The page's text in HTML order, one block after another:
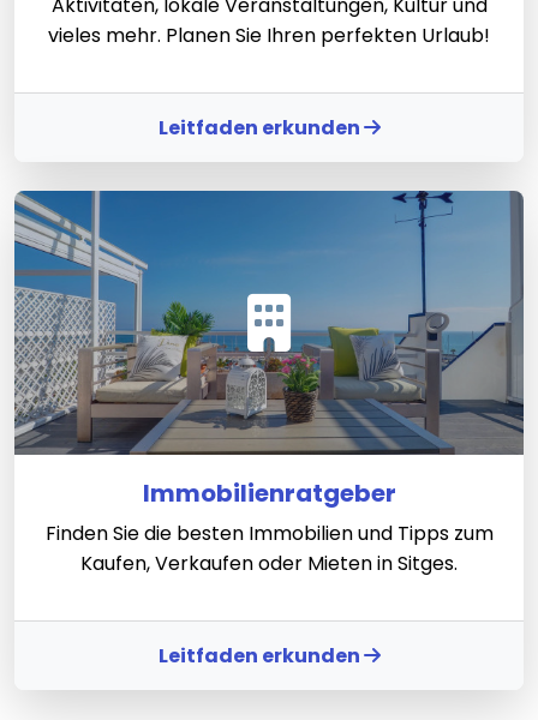
vieles mehr. Planen Sie Ihren perfekten Urlaub!
Leitfaden erkunden
Immobilienratgeber
Finden Sie die besten Immobilien und Tipps zum
Kaufen, Verkaufen oder Mieten in Sitges.
Leitfaden erkunden